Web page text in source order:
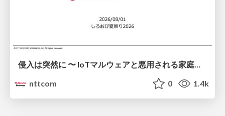
侵入は突然に 〜 IoTマルウェアと悪用される家庭の機器 ～ / When Intrusion Strikes: IoT Malware and the Abuse of Home Devices
nttcom
0 1.4k